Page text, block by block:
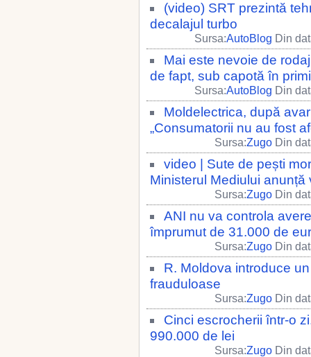
(video) SRT prezintă
decalajul turbo
Sursa:AutoBlog Din
Mai este nevoie de
de fapt, sub capotă în
Sursa:AutoBlog Din
Moldelectrica, după
„Consumatorii nu au fost
Sursa:Zugo Din
video | Sute de pești
Ministerul Mediului anunță
Sursa:Zugo Din
ANI nu va controla
împrumut de 31.000 de
Sursa:Zugo Din
R. Moldova introduce
frauduloase
Sursa:Zugo Din
Cinci escrocherii într-o
990.000 de lei
Sursa:Zugo Din